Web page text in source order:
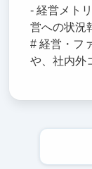
- 経営メト
営への状況
# 経営・フ
や、社内外